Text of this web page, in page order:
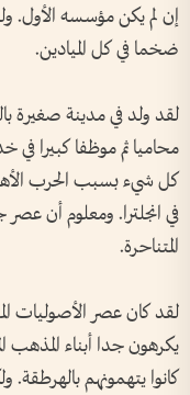
إن لم يكن مؤسسه الأول.
ضخما في كل الميادين.
لقد ولد في مدينة صغيرة
كل شيء بسبب الحرب
في انجلترا. ومعلوم أن
المتناحرة.
لقد كان عصر الأصوليات
يكرهون جدا أبناء المذهب
كانوا يتهمونهم